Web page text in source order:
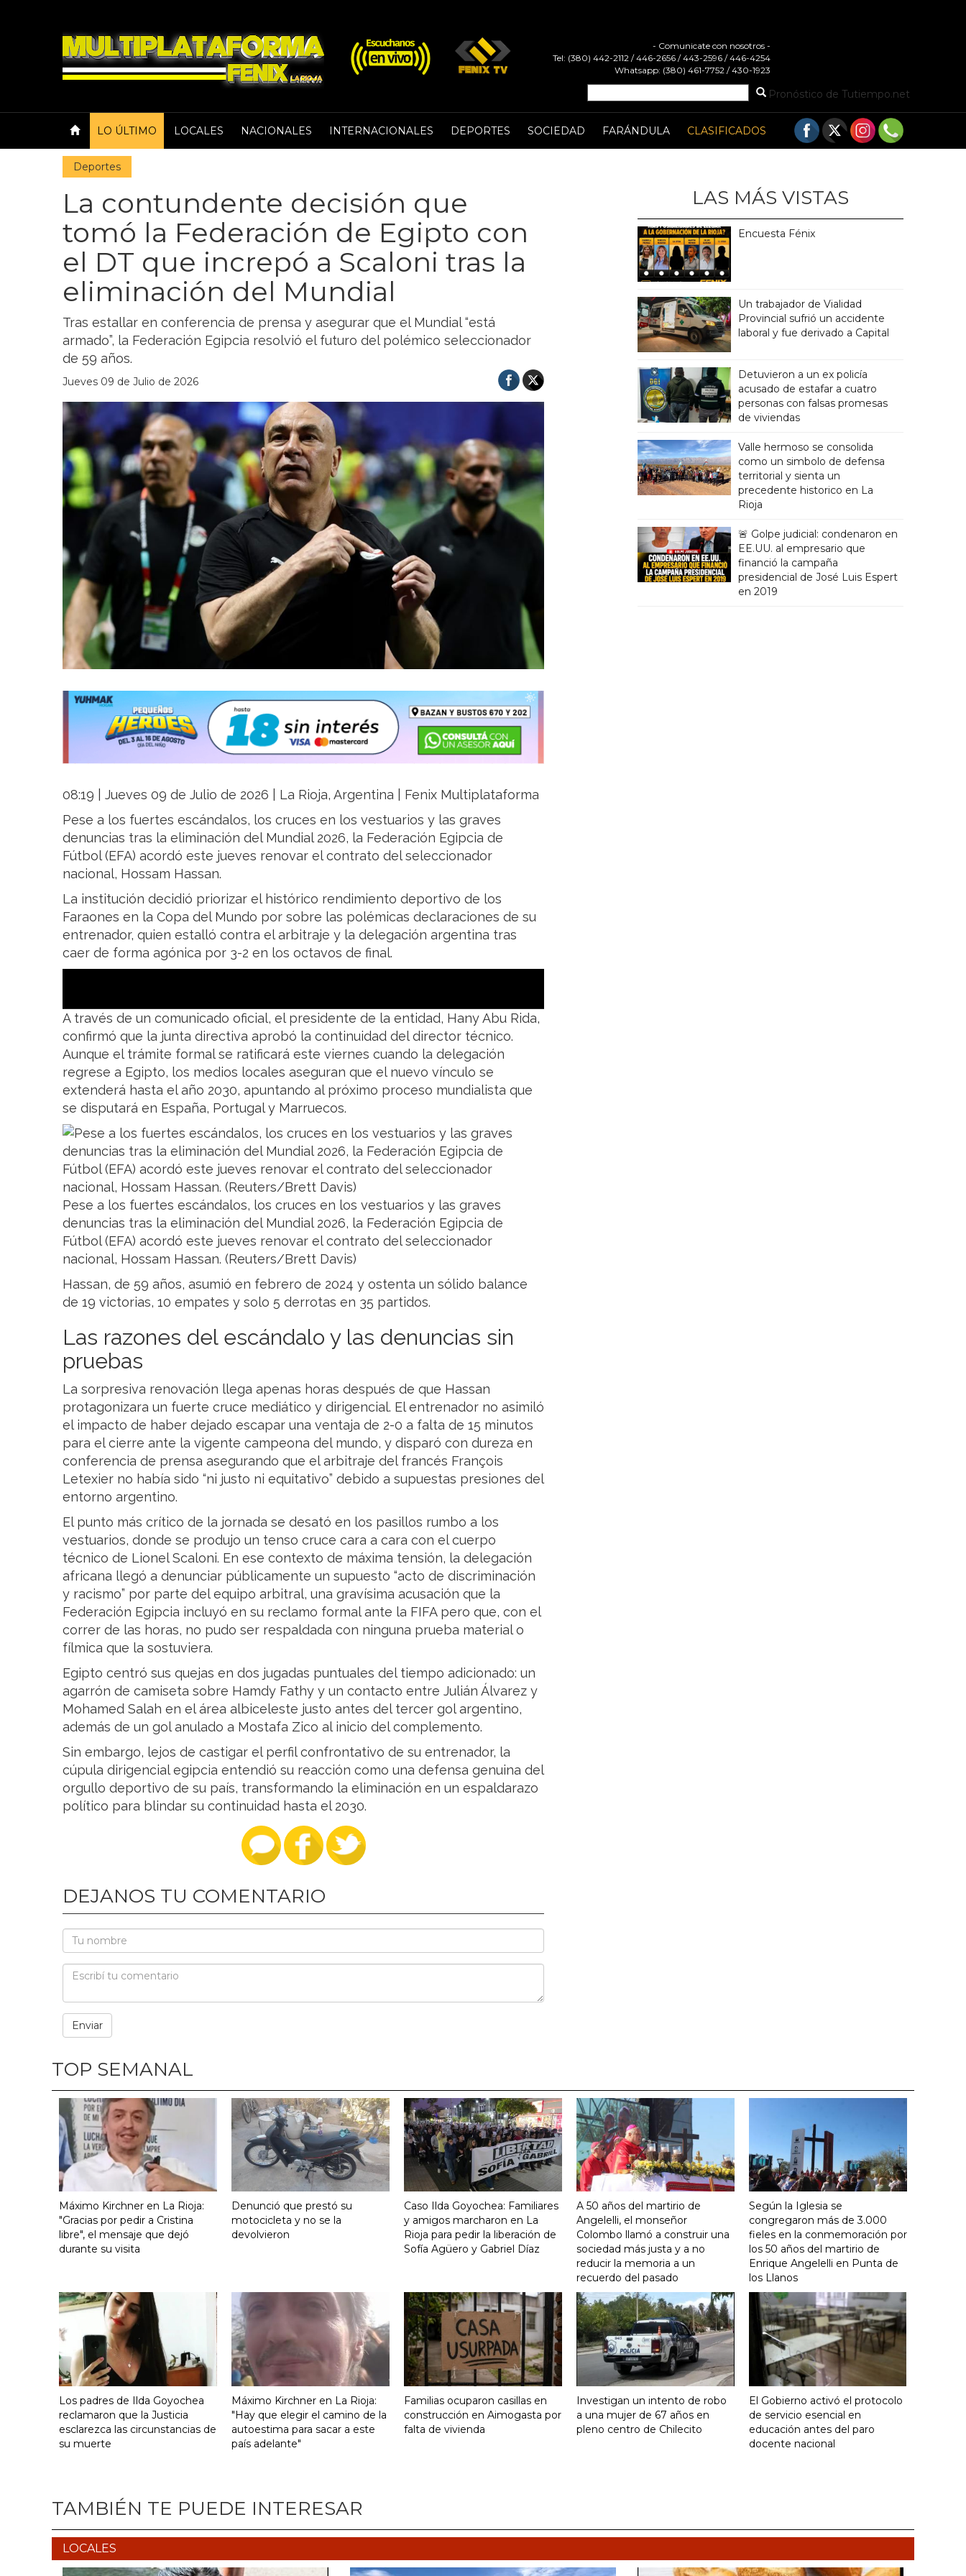
- Comunicate con nosotros -
Tel: (380) 442-2112 / 446-2656 / 443-2596 / 446-4254
Whatsapp: (380) 461-7752 / 430-1923
Pronóstico de Tutiempo.net
LO ÚLTIMO LOCALES NACIONALES INTERNACIONALES DEPORTES SOCIEDAD FARÁNDULA CLASIFICADOS
Deportes
La contundente decisión que
tomó la Federación de Egipto con
el DT que increpó a Scaloni tras la
eliminación del Mundial
Tras estallar en conferencia de prensa y asegurar que el Mundial “está
armado”, la Federación Egipcia resolvió el futuro del polémico seleccionador
de 59 años.
Jueves 09 de Julio de 2026
08:19 | Jueves 09 de Julio de 2026 | La Rioja, Argentina | Fenix Multiplataforma
Pese a los fuertes escándalos, los cruces en los vestuarios y las graves
denuncias tras la eliminación del Mundial 2026, la Federación Egipcia de
Fútbol (EFA) acordó este jueves renovar el contrato del seleccionador
nacional, Hossam Hassan.
La institución decidió priorizar el histórico rendimiento deportivo de los
Faraones en la Copa del Mundo por sobre las polémicas declaraciones de su
entrenador, quien estalló contra el arbitraje y la delegación argentina tras
caer de forma agónica por 3-2 en los octavos de final.
A través de un comunicado oficial, el presidente de la entidad, Hany Abu Rida,
confirmó que la junta directiva aprobó la continuidad del director técnico.
Aunque el trámite formal se ratificará este viernes cuando la delegación
regrese a Egipto, los medios locales aseguran que el nuevo vínculo se
extenderá hasta el año 2030, apuntando al próximo proceso mundialista que
se disputará en España, Portugal y Marruecos.
Pese a los fuertes escándalos, los cruces en los vestuarios y las graves
denuncias tras la eliminación del Mundial 2026, la Federación Egipcia de
Fútbol (EFA) acordó este jueves renovar el contrato del seleccionador
nacional, Hossam Hassan. (Reuters/Brett Davis)
Hassan, de 59 años, asumió en febrero de 2024 y ostenta un sólido balance
de 19 victorias, 10 empates y solo 5 derrotas en 35 partidos.
Las razones del escándalo y las denuncias sin
pruebas
La sorpresiva renovación llega apenas horas después de que Hassan
protagonizara un fuerte cruce mediático y dirigencial. El entrenador no asimiló
el impacto de haber dejado escapar una ventaja de 2-0 a falta de 15 minutos
para el cierre ante la vigente campeona del mundo, y disparó con dureza en
conferencia de prensa asegurando que el arbitraje del francés François
Letexier no había sido “ni justo ni equitativo” debido a supuestas presiones del
entorno argentino.
El punto más crítico de la jornada se desató en los pasillos rumbo a los
vestuarios, donde se produjo un tenso cruce cara a cara con el cuerpo
técnico de Lionel Scaloni. En ese contexto de máxima tensión, la delegación
africana llegó a denunciar públicamente un supuesto “acto de discriminación
y racismo” por parte del equipo arbitral, una gravísima acusación que la
Federación Egipcia incluyó en su reclamo formal ante la FIFA pero que, con el
correr de las horas, no pudo ser respaldada con ninguna prueba material o
fílmica que la sostuviera.
Egipto centró sus quejas en dos jugadas puntuales del tiempo adicionado: un
agarrón de camiseta sobre Hamdy Fathy y un contacto entre Julián Álvarez y
Mohamed Salah en el área albiceleste justo antes del tercer gol argentino,
además de un gol anulado a Mostafa Zico al inicio del complemento.
Sin embargo, lejos de castigar el perfil confrontativo de su entrenador, la
cúpula dirigencial egipcia entendió su reacción como una defensa genuina del
orgullo deportivo de su país, transformando la eliminación en un espaldarazo
político para blindar su continuidad hasta el 2030.
DEJANOS TU COMENTARIO
LAS MÁS VISTAS
Encuesta Fénix
Un trabajador de Vialidad
Provincial sufrió un accidente
laboral y fue derivado a Capital
Detuvieron a un ex policía
acusado de estafar a cuatro
personas con falsas promesas
de viviendas
Valle hermoso se consolida
como un simbolo de defensa
territorial y sienta un
precedente historico en La
Rioja
🚨 Golpe judicial: condenaron en
EE.UU. al empresario que
financió la campaña
presidencial de José Luis Espert
en 2019
TOP SEMANAL
Máximo Kirchner en La Rioja:
"Gracias por pedir a Cristina
libre", el mensaje que dejó
durante su visita
Denunció que prestó su
motocicleta y no se la
devolvieron
Caso Ilda Goyochea: Familiares
y amigos marcharon en La
Rioja para pedir la liberación de
Sofía Agüero y Gabriel Díaz
A 50 años del martirio de
Angelelli, el monseñor
Colombo llamó a construir una
sociedad más justa y a no
reducir la memoria a un
recuerdo del pasado
Según la Iglesia se
congregaron más de 3.000
fieles en la conmemoración por
los 50 años del martirio de
Enrique Angelelli en Punta de
los Llanos
Los padres de Ilda Goyochea
reclamaron que la Justicia
esclarezca las circunstancias de
su muerte
Máximo Kirchner en La Rioja:
"Hay que elegir el camino de la
autoestima para sacar a este
país adelante"
Familias ocuparon casillas en
construcción en Aimogasta por
falta de vivienda
Investigan un intento de robo
a una mujer de 67 años en
pleno centro de Chilecito
El Gobierno activó el protocolo
de servicio esencial en
educación antes del paro
docente nacional
TAMBIÉN TE PUEDE INTERESAR
LOCALES